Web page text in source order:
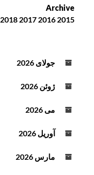
ک
ن
ه
و
Archive
2015
2016
2017
2018
جولای 2026
ژوئن 2026
می 2026
آوریل 2026
مارس 2026